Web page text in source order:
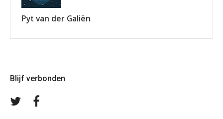
Pyt van der Galiën
Blijf verbonden
Volg